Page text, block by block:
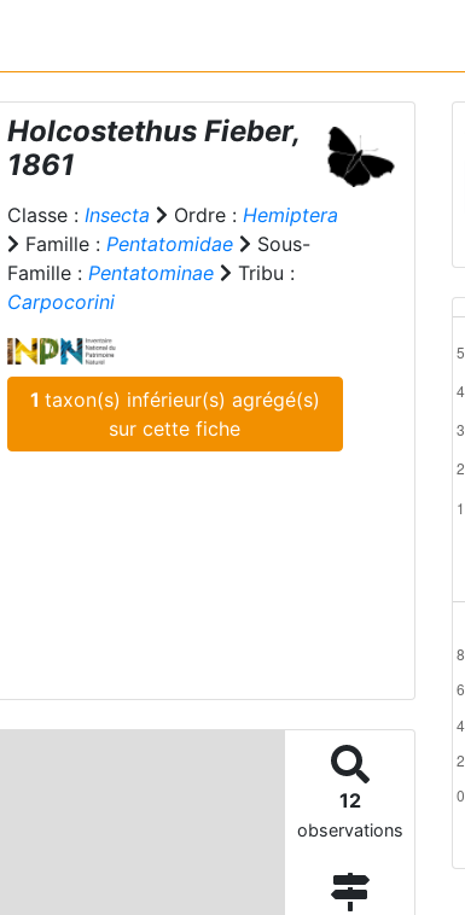
HolcostethusFieber,
1861
Classe : Insecta Ordre : Hemiptera
Famille : Pentatomidae
Sous-
Famille : Pentatominae
Tribu :
Carpocorini
1 taxon(s) inférieur(s) agrégé(s)
sur cette fiche
12
observations